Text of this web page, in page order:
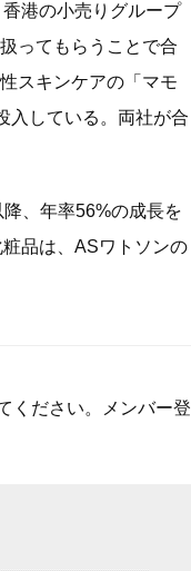
港の小売りグループ
ってもらうことで合
スキンケアの「マモ
入している。両社が合
、年率56%の成長を
品は、ASワトソンの
ください。メンバー登